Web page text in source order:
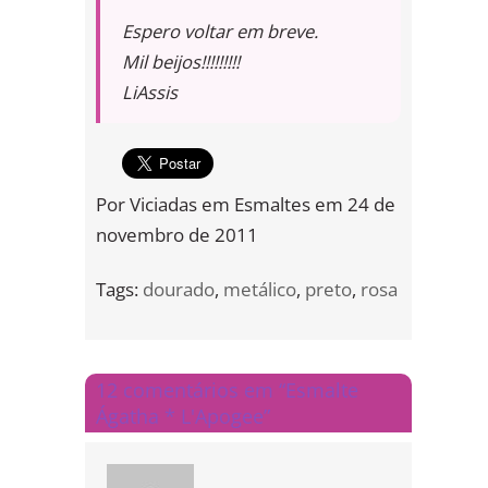
Espero voltar em breve.
Mil beijos!!!!!!!!!
LiAssis
PorViciadas em Esmaltes em 24 de
novembro de 2011
Tags: dourado, metálico, preto, rosa
12 comentários em “Esmalte
Ágatha * L'Apogee”